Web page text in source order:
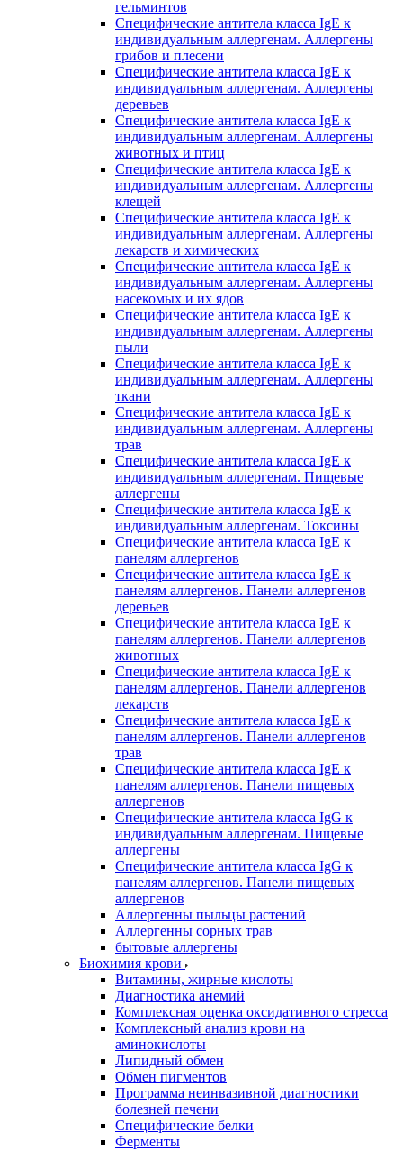
гельминтов
Специфические антитела класса IgE к
индивидуальным аллергенам. Аллергены
грибов и плесени
Специфические антитела класса IgE к
индивидуальным аллергенам. Аллергены
деревьев
Специфические антитела класса IgE к
индивидуальным аллергенам. Аллергены
животных и птиц
Специфические антитела класса IgE к
индивидуальным аллергенам. Аллергены
клещей
Специфические антитела класса IgE к
индивидуальным аллергенам. Аллергены
лекарств и химических
Специфические антитела класса IgE к
индивидуальным аллергенам. Аллергены
насекомых и их ядов
Специфические антитела класса IgE к
индивидуальным аллергенам. Аллергены
пыли
Специфические антитела класса IgE к
индивидуальным аллергенам. Аллергены
ткани
Специфические антитела класса IgE к
индивидуальным аллергенам. Аллергены
трав
Специфические антитела класса IgE к
индивидуальным аллергенам. Пищевые
аллергены
Специфические антитела класса IgE к
индивидуальным аллергенам. Токсины
Специфические антитела класса IgE к
панелям аллергенов
Специфические антитела класса IgE к
панелям аллергенов. Панели аллергенов
деревьев
Специфические антитела класса IgE к
панелям аллергенов. Панели аллергенов
животных
Специфические антитела класса IgE к
панелям аллергенов. Панели аллергенов
лекарств
Специфические антитела класса IgE к
панелям аллергенов. Панели аллергенов
трав
Специфические антитела класса IgE к
панелям аллергенов. Панели пищевых
аллергенов
Специфические антитела класса IgG к
индивидуальным аллергенам. Пищевые
аллергены
Специфические антитела класса IgG к
панелям аллергенов. Панели пищевых
аллергенов
Аллергенны пыльцы растений
Аллергенны сорных трав
бытовые аллергены
Биохимия крови
Витамины, жирные кислоты
Диагностика анемий
Комплексная оценка оксидативного стресса
Комплексный анализ крови на
аминокислоты
Липидный обмен
Обмен пигментов
Программа неинвазивной диагностики
болезней печени
Специфические белки
Ферменты